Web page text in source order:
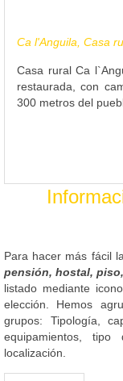
Ca l'Anguila, Casa
Casa rural Ca
restaurada, con
300 metros del
Para hacer más fácil
pensión, hostal,
listado mediante
elección. Hemos
grupos: Tipología,
equipamientos,
localización.